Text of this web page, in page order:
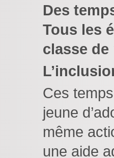
Des
Tous les
classe de
Ces
jeune
même
une aide